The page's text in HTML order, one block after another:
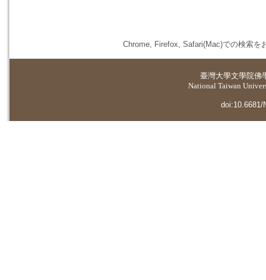
Chrome, Firefox, Safari(Mac)での検索を
臺灣大學文學院佛
National Taiwan
doi:10.6681/